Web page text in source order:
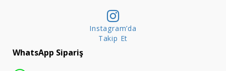
Instagram’da
Takip Et
WhatsApp Sipariş